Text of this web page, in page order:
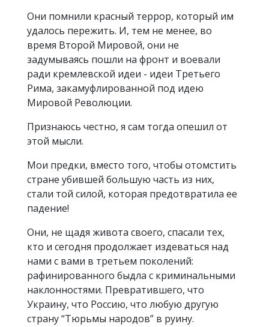
Они помнили красный террор, который им
удалось пережить. И, тем не менее, во
время Второй Мировой, они не
задумываясь пошли на фронт и воевали
ради кремлевской идеи - идеи Третьего
Рима, закамуфлированной под идею
Мировой Революции.
Признаюсь честно, я сам тогда опешил от
этой мысли.
Мои предки, вместо того, чтобы отомстить
стране убившей большую часть из них,
стали той силой, которая предотвратила ее
падение!
Они, не щадя живота своего, спасали тех,
кто и сегодня продолжает издеваться над
нами с вами в третьем поколений:
рафинированного быдла с криминальными
наклонностями. Превратившего, что
Украину, что Россию, что любую другую
страну “Тюрьмы народов” в руину.